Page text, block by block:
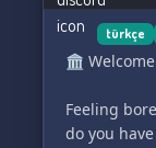
endless
3️⃣🥳 So,
won't
türkçe
🏛️ Welcome
Feeling
do you